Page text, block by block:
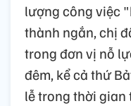
lượng công việc
thành ngắn, chị
trong đơn vị nỗ
đêm, kể cả thứ
lễ trong thời